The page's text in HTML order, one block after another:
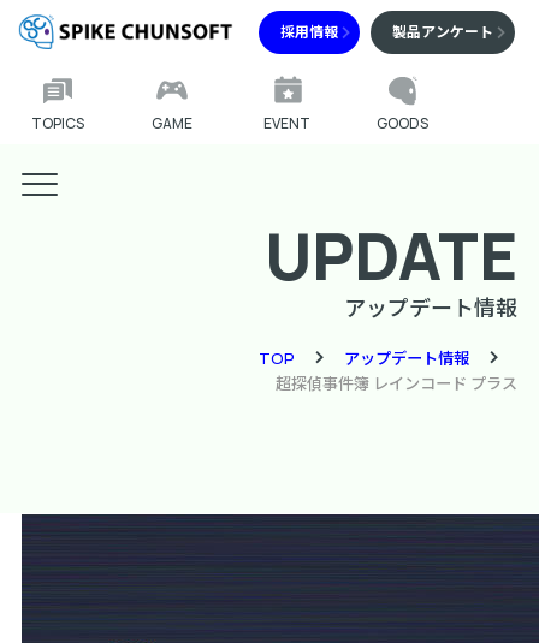
採用情報 製品アンケート
TOPICS GAME EVENT GOODS
UPDATE
アップデート情報
TOP
アップデート情報
超探偵事件簿 レインコード プラス